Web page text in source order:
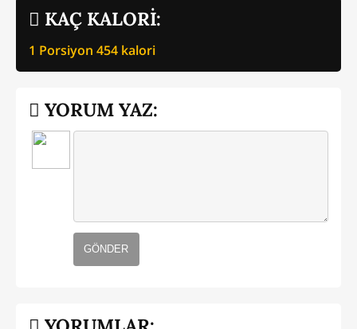
KAÇ KALORİ:
1 Porsiyon 454 kalori
YORUM YAZ:
GÖNDER